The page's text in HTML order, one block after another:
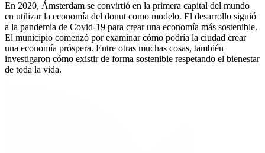
En 2020, Ámsterdam se convirtió en la primera capital del mundo
en utilizar la economía del donut como modelo. El desarrollo siguió
a la pandemia de Covid-19 para crear una economía más sostenible.
El municipio comenzó por examinar cómo podría la ciudad crear
una economía próspera. Entre otras muchas cosas, también
investigaron cómo existir de forma sostenible respetando el bienestar
de toda la vida.